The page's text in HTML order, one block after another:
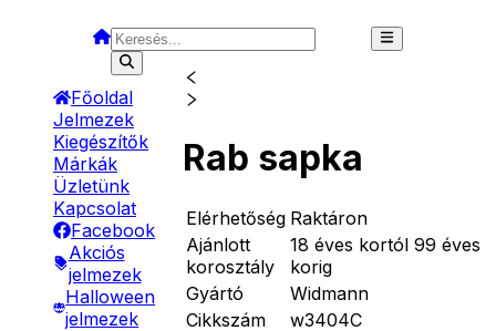
Főoldal
Jelmezek
Kiegészítők
Márkák
Üzletünk
Kapcsolat
Facebook
Akciós
jelmezek
Halloween
jelmezek
Rab sapka
Elérhetőség Raktáron
Ajánlott
korosztály
18 éves kortól 99 éves
korig
Gyártó
Widmann
Cikkszám
w3404C